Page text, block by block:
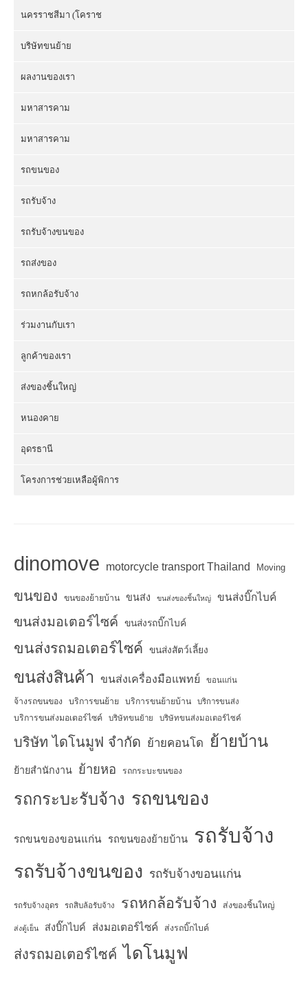
นครราชสีมา (โคราช
บริษัทขนย้าย
ผลงานของเรา
มหาสารคาม
มหาสารคาม
รถขนของ
รถรับจ้าง
รถรับจ้างขนของ
รถส่งของ
รถหกล้อรับจ้าง
ร่วมงานกับเรา
ลูกค้าของเรา
ส่งของชิ้นใหญ่
หนองคาย
อุดรธานี
โครงการช่วยเหลือผู้พิการ
dinomove motorcycle transport Thailand Moving
ขนของ ขนของย้ายบ้าน ขนส่ง ขนส่งของชิ้นใหญ่ ขนส่งบิ๊กไบค์
ขนส่งมอเตอร์ไซค์ ขนส่งรถบิ๊กไบค์
ขนส่งรถมอเตอร์ไซค์ ขนส่งสัตว์เลี้ยง
ขนส่งสินค้า ขนส่งเครื่องมือแพทย์ ขอนแก่น
จ้างรถขนของ บริการขนย้าย บริการขนย้ายบ้าน บริการขนส่ง
บริการขนส่งมอเตอร์ไซค์ บริษัทขนย้าย บริษัทขนส่งมอเตอร์ไซค์
บริษัท ไดโนมูฟ จำกัด ย้ายคอนโด ย้ายบ้าน
ย้ายสำนักงาน ย้ายหอ รถกระบะขนของ
รถกระบะรับจ้าง รถขนของ
รถขนของขอนแก่น รถขนของย้ายบ้าน รถรับจ้าง
รถรับจ้างขนของ รถรับจ้างขอนแก่น
รถรับจ้างอุดร รถสิบล้อรับจ้าง รถหกล้อรับจ้าง ส่งของชิ้นใหญ่
ส่งตู้เย็น ส่งบิ๊กไบค์ ส่งมอเตอร์ไซค์ ส่งรถบิ๊กไบค์
ส่งรถมอเตอร์ไซค์ ไดโนมูฟ